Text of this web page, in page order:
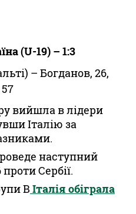
(U-19) – 1:3
– Богданов, 26,
вийшла в лідери
Італію за
наступний
Сербії.
В Італія обіграла